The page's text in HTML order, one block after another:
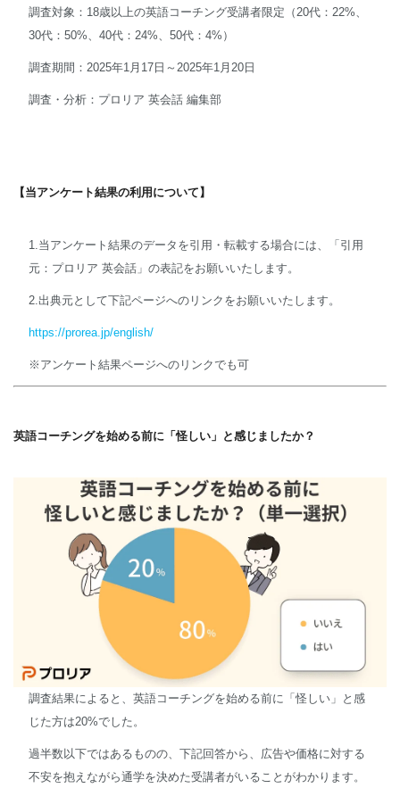
調査対象：18歳以上の英語コーチング受講者限定（20代：22%、
30代：50%、40代：24%、50代：4%）
調査期間：2025年1月17日～2025年1月20日
調査・分析：プロリア 英会話 編集部
【当アンケート結果の利用について】
1.当アンケート結果のデータを引用・転載する場合には、「引用
元：プロリア 英会話」の表記をお願いいたします。
2.出典元として下記ページへのリンクをお願いいたします。
https://prorea.jp/english/
※アンケート結果ページへのリンクでも可
英語コーチングを始める前に「怪しい」と感じましたか？
調査結果によると、英語コーチングを始める前に「怪しい」と感
じた方は20%でした。
過半数以下ではあるものの、下記回答から、広告や価格に対する
不安を抱えながら通学を決めた受講者がいることがわかります。